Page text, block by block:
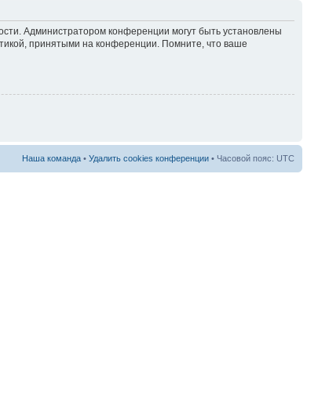
Администратором конференции могут быть установлены
принятыми на конференции. Помните, что ваше
Наша команда • Удалить cookies конференции • Часовой пояс: UTC